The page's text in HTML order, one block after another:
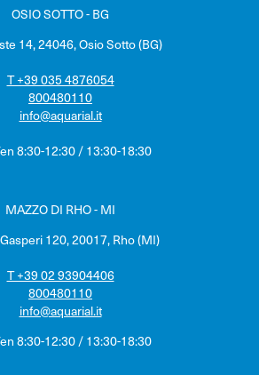
OSIO SOTTO - BG
14, 24046, Osio Sotto (BG)
T +39 035 4876054
800480110
info@aquarial.it
8:30-12:30 / 13:30-18:30
MAZZO DI RHO - MI
120, 20017, Rho (MI)
T +39 02 93904406
800480110
info@aquarial.it
8:30-12:30 / 13:30-18:30